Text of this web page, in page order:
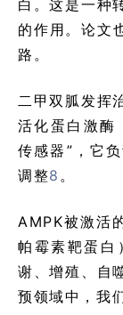
白。这是一种
的作用。论文
路。
二甲双胍发挥
活化蛋白激酶
传感器”，它
调整8 。
AMPK被激活
帕霉素靶蛋白
谢、增殖、自
预领域中，我